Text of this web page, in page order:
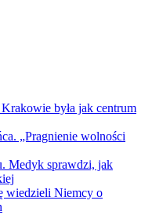
była jak centrum
„Pragnienie wolności
Medyk sprawdzi, jak
wiedzieli Niemcy o